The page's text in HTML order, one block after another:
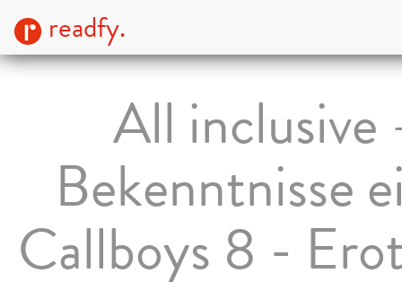
readfy.
All inclusive
Bekenntnisse
Callboys 8 -